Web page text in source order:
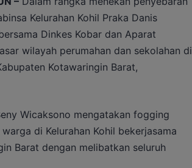
Kelurahan Kohil Praka Danis
Dinkes Kobar dan Aparat
wilayah perumahan dan sekolahan di
Kotawaringin Barat,
Wicaksono mengatakan fogging
di Kelurahan Kohil bekerjasama
Barat dengan melibatkan seluruh